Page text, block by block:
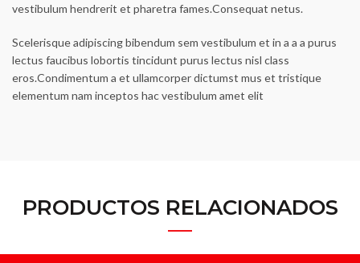
vestibulum hendrerit et pharetra fames.Consequat netus.
Scelerisque adipiscing bibendum sem vestibulum et in a a a purus
lectus faucibus lobortis tincidunt purus lectus nisl class
eros.Condimentum a et ullamcorper dictumst mus et tristique
elementum nam inceptos hac vestibulum amet elit
PRODUCTOS RELACIONADOS